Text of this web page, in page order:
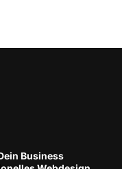
Business